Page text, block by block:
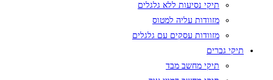
תיקי נסיעות ללא גלגלים
מזוודות עליה למטוס
מזוודות עסקים עם גלגלים
תיקי גברים
תיקי מחשב מבד